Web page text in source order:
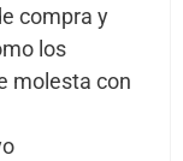
compra y
los
molesta con